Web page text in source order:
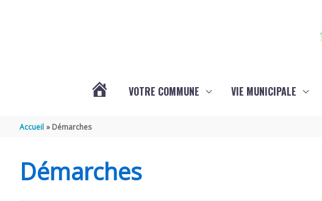
VOTRE COMMUNE VIE MUNICIPALE
Accueil Démarches
Démarches